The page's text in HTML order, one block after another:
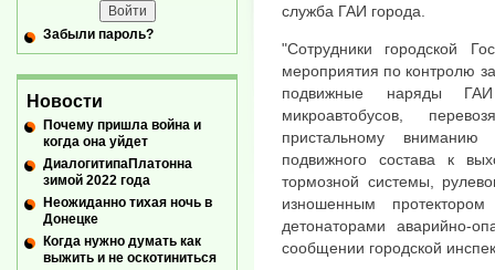
служба ГАИ города.
"Сотрудники городской
мероприятия по контролю
подвижные наряды
микроавтобусов,
пристальному вниманию
подвижного состава к
тормозной системы,
изношенным
детонаторами аварийно-
сообщении городской
Забыли пароль?
Новости
Почему пришла война и
когда она уйдет
ДиалогитипаПлатонна
зимой 2022 года
Неожиданно тихая ночь в
Донецке
Когда нужно думать как
выжить и не оскотиниться